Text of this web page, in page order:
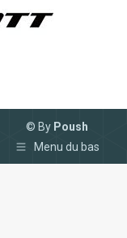
© By Poush
Menu du bas